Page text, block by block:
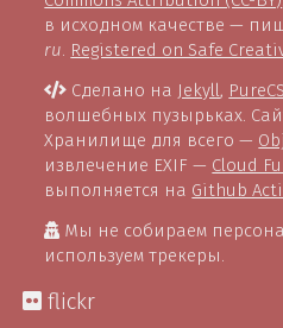
в исходном качестве —
ru. Registered on Safe
Сделано на Jekyll,
волшебных пузырьках.
Хранилище для всего —
извлечение EXIF — Cloud
выполняется на Github
Мы не собираем
используем трекеры.
flickr